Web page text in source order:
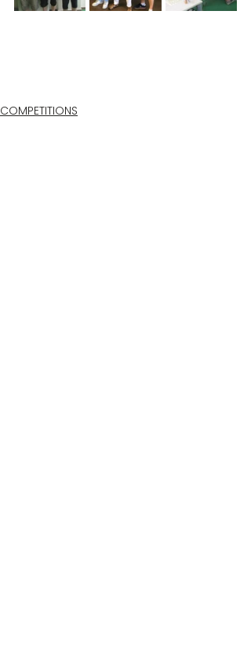
COMPETITIONS